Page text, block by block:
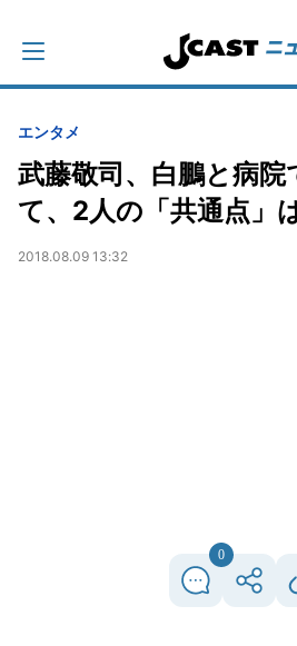
エンタメ
武藤敬司、白鵬と病
て、2人の「共通点」
2018.08.09 13:32
0